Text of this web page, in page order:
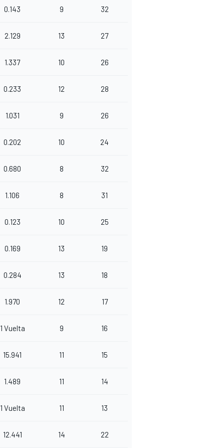
0.143 9 32
2.129 13 27
1.337 10 26
0.233 12 28
1.031 9 26
0.202 10 24
0.680 8 32
1.106 8 31
0.123 10 25
0.169 13 19
0.284 13 18
1.970 12 17
1 Vuelta 9 16
15.941 11 15
1.489 11 14
1 Vuelta 11 13
12.441 14 22